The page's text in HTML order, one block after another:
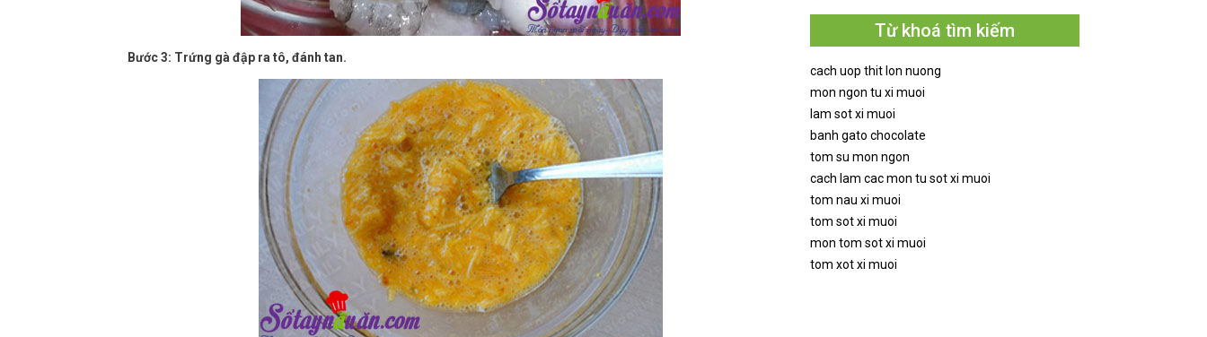
Bước 3: Trứng gà đập ra tô, đánh tan.
Từ khoá tìm kiếm
cach uop thit lon nuong
mon ngon tu xi muoi
lam sot xi muoi
banh gato chocolate
tom su mon ngon
cach lam cac mon tu sot xi muoi
tom nau xi muoi
tom sot xi muoi
mon tom sot xi muoi
tom xot xi muoi